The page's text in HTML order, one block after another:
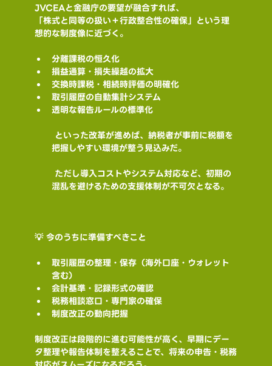
JVCEAと金融庁の要望が融合すれば、
「株式と同等の扱い＋行政整合性の確保」という理
想的な制度像に近づく。
分離課税の恒久化
損益通算・損失繰越の拡大
交換時課税・相続時評価の明確化
取引履歴の自動集計システム
透明な報告ルールの標準化
把握しやすい環境が整う見込みだ。
混乱を避けるための支援体制が不可欠となる。
💡 今のうちに準備すべきこと
取引履歴の整理・保存（海外口座・ウォレット
含む）
会計基準・記録形式の確認
税務相談窓口・専門家の確保
制度改正の動向把握
制度改正は段階的に進む可能性が高く、早期にデー
タ整理や報告体制を整えることで、将来の申告・税務